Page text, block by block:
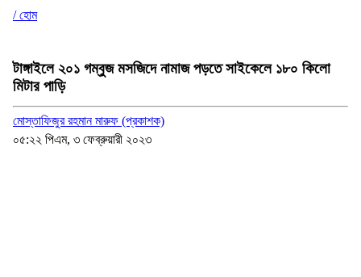
/ হোম
টাঙ্গাইলে ২০১ গম্বুজ মসজিদে নামাজ পড়তে সাইকেলে ১৮০ কিলো
মিটার পাড়ি
মোস্তাফিজুর রহমান মারুফ (প্রকাশক)
০৫:২২ পিএম, ৩ ফেব্রুয়ারী ২০২৩